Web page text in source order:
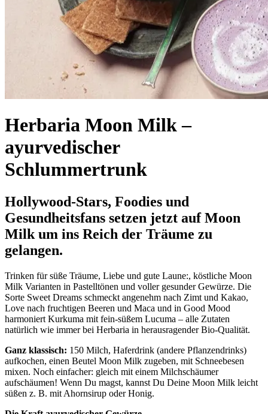
Herbaria Moon Milk –
ayurvedischer
Schlummertrunk
Hollywood-Stars, Foodies und
Gesundheitsfans setzen jetzt auf Moon
Milk um ins Reich der Träume zu
gelangen.
Trinken für süße Träume, Liebe und gute Laune:, köstliche Moon
Milk Varianten in Pastelltönen und voller gesunder Gewürze. Die
Sorte Sweet Dreams schmeckt angenehm nach Zimt und Kakao,
Love nach fruchtigen Beeren und Maca und in Good Mood
harmoniert Kurkuma mit fein-süßem Lucuma – alle Zutaten
natürlich wie immer bei Herbaria in herausragender Bio-Qualität.
Ganz klassisch: 150 Milch, Haferdrink (andere Pflanzendrinks)
aufkochen, einen Beutel Moon Milk zugeben, mit Schneebesen
mixen. Noch einfacher: gleich mit einem Milchschäumer
aufschäumen! Wenn Du magst, kannst Du Deine Moon Milk leicht
süßen z. B. mit Ahornsirup oder Honig.